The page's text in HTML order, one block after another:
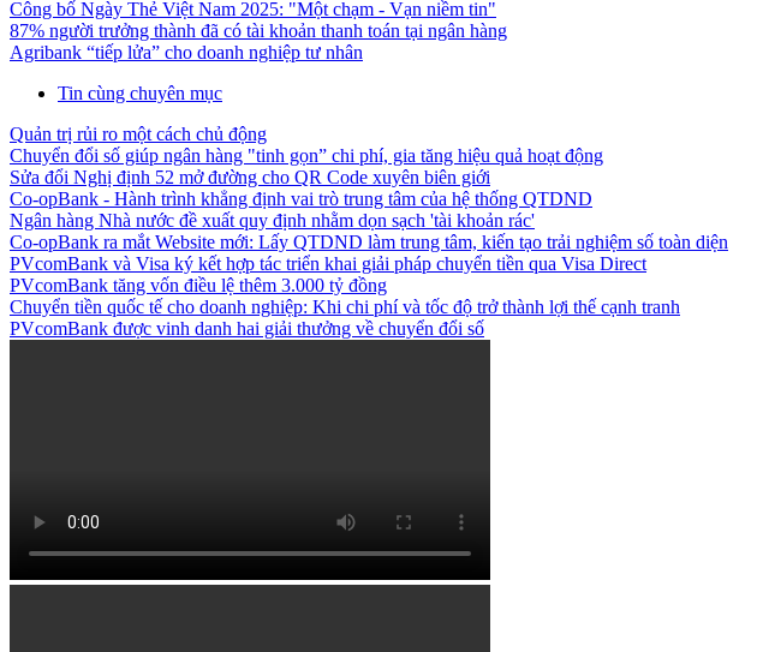
Công bố Ngày Thẻ Việt Nam 2025: "Một chạm - Vạn niềm tin"
87% người trưởng thành đã có tài khoản thanh toán tại ngân hàng
Agribank “tiếp lửa” cho doanh nghiệp tư nhân
Tin cùng chuyên mục
Quản trị rủi ro một cách chủ động
Chuyển đổi số giúp ngân hàng "tinh gọn” chi phí, gia tăng hiệu quả hoạt động
Sửa đổi Nghị định 52 mở đường cho QR Code xuyên biên giới
Co-opBank - Hành trình khẳng định vai trò trung tâm của hệ thống QTDND
Ngân hàng Nhà nước đề xuất quy định nhằm dọn sạch 'tài khoản rác'
Co-opBank ra mắt Website mới: Lấy QTDND làm trung tâm, kiến tạo trải nghiệm số toàn diện
PVcomBank và Visa ký kết hợp tác triển khai giải pháp chuyển tiền qua Visa Direct
PVcomBank tăng vốn điều lệ thêm 3.000 tỷ đồng
Chuyển tiền quốc tế cho doanh nghiệp: Khi chi phí và tốc độ trở thành lợi thế cạnh tranh
PVcomBank được vinh danh hai giải thưởng về chuyển đổi số